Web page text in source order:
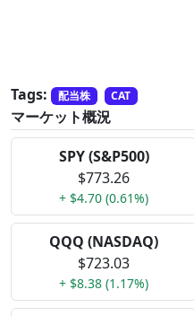
Tags: 配当株 CAT
マーケット概況
SPY (S&P500)
$773.26
+ $4.70 (0.61%)
QQQ (NASDAQ)
$723.03
+ $8.38 (1.17%)